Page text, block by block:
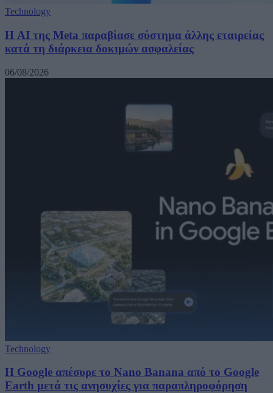
Technology
Η AI της Meta παραβίασε σύστημα άλλης εταιρείας
κατά τη διάρκεια δοκιμών ασφαλείας
06/08/2026
Technology
Η Google απέσυρε το Nano Banana από το Google
Earth μετά τις ανησυχίες για παραπληροφόρηση